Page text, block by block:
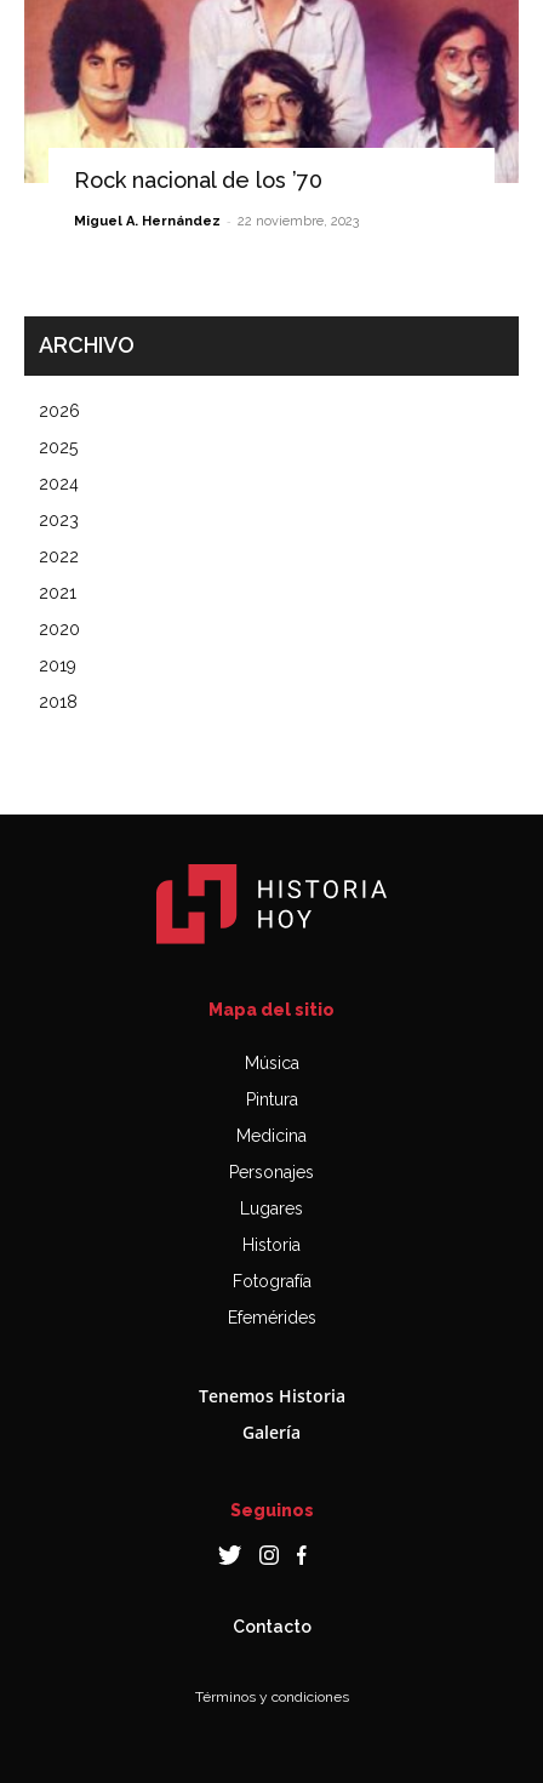
Rock nacional de los ’70
Miguel A. Hernández - 22 noviembre, 2023
ARCHIVO
2026
2025
2024
2023
2022
2021
2020
2019
2018
Mapa del sitio
Música
Pintura
Medicina
Personajes
Lugares
Historia
Fotografía
Efemérides
Tenemos Historia
Galería
Seguinos
Contacto
Términos y condiciones